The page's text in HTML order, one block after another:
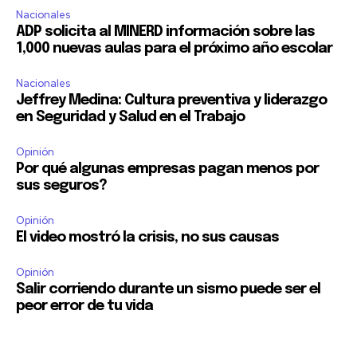
Nacionales
ADP solicita al MINERD información sobre las
1,000 nuevas aulas para el próximo año escolar
Nacionales
Jeffrey Medina: Cultura preventiva y liderazgo
en Seguridad y Salud en el Trabajo
Opinión
Por qué algunas empresas pagan menos por
sus seguros?
Opinión
El video mostró la crisis, no sus causas
Opinión
Salir corriendo durante un sismo puede ser el
peor error de tu vida